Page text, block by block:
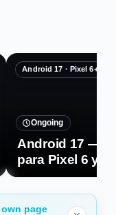
Android 17 · Pixel 6+
Ongoing
Android 17 —
para Pixel 6 y
posteriores
page